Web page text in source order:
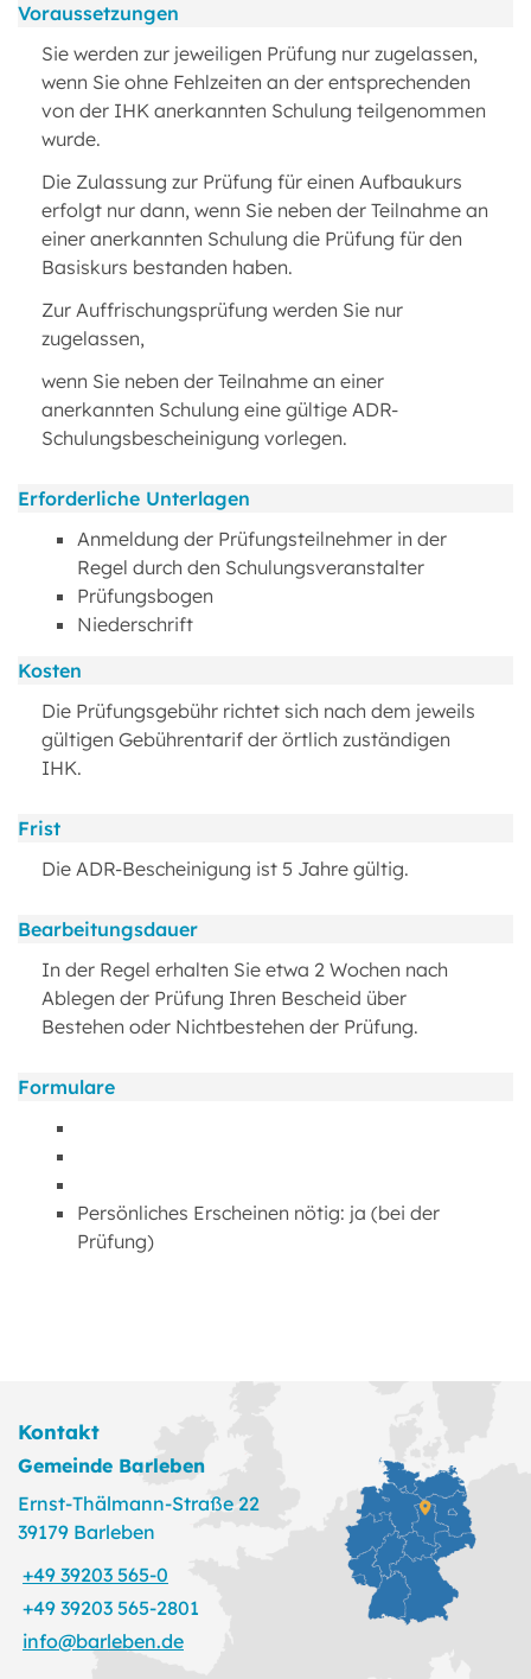
Voraussetzungen
Sie werden zur jeweiligen Prüfung nur zugelassen,
wenn Sie ohne Fehlzeiten an der entsprechenden
von der IHK anerkannten Schulung teilgenommen
wurde.
Die Zulassung zur Prüfung für einen Aufbaukurs
erfolgt nur dann, wenn Sie neben der Teilnahme an
einer anerkannten Schulung die Prüfung für den
Basiskurs bestanden haben.
Zur Auffrischungsprüfung werden Sie nur
zugelassen,
wenn Sie neben der Teilnahme an einer
anerkannten Schulung eine gültige ADR-
Schulungsbescheinigung vorlegen.
Erforderliche Unterlagen
Anmeldung der Prüfungsteilnehmer in der
Regel durch den Schulungsveranstalter
Prüfungsbogen
Niederschrift
Kosten
Die Prüfungsgebühr richtet sich nach dem jeweils
gültigen Gebührentarif der örtlich zuständigen
IHK.
Frist
Die ADR-Bescheinigung ist 5 Jahre gültig.
Bearbeitungsdauer
In der Regel erhalten Sie etwa 2 Wochen nach
Ablegen der Prüfung Ihren Bescheid über
Bestehen oder Nichtbestehen der Prüfung.
Formulare
Persönliches Erscheinen nötig: ja (bei der
Prüfung)
Kontakt
Gemeinde Barleben
Ernst-Thälmann-Straße 22
39179 Barleben
+49 39203 565-0
+49 39203 565-2801
info@barleben.de